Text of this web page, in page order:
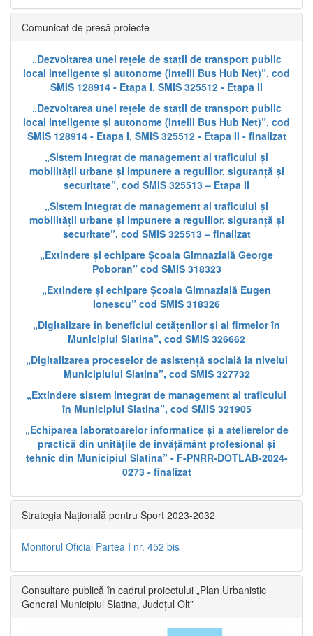
Comunicat de presă proiecte
„Dezvoltarea unei rețele de stații de transport public
local inteligente și autonome (Intelli Bus Hub Net)”, cod
SMIS 128914 - Etapa I, SMIS 325512 - Etapa II
„Dezvoltarea unei rețele de stații de transport public
local inteligente și autonome (Intelli Bus Hub Net)”, cod
SMIS 128914 - Etapa I, SMIS 325512 - Etapa II - finalizat
„Sistem integrat de management al traficului și
mobilității urbane și impunere a regulilor, siguranță și
securitate”, cod SMIS 325513 – Etapa II
„Sistem integrat de management al traficului și
mobilității urbane și impunere a regulilor, siguranță și
securitate”, cod SMIS 325513 – finalizat
„Extindere și echipare Școala Gimnazială George
Poboran” cod SMIS 318323
„Extindere și echipare Școala Gimnazială Eugen
Ionescu” cod SMIS 318326
„Digitalizare în beneficiul cetățenilor și al firmelor în
Municipiul Slatina”, cod SMIS 326662
„Digitalizarea proceselor de asistență socială la nivelul
Municipiului Slatina”, cod SMIS 327732
„Extindere sistem integrat de management al traficului
în Municipiul Slatina”, cod SMIS 321905
„Echiparea laboratoarelor informatice și a atelierelor de
practică din unitățile de învățământ profesional și
tehnic din Municipiul Slatina” - F-PNRR-DOTLAB-2024-
0273 - finalizat
Strategia Națională pentru Sport 2023-2032
Monitorul Oficial Partea I nr. 452 bis
Consultare publică în cadrul proiectului „Plan Urbanistic
General Municipiul Slatina, Județul Olt”